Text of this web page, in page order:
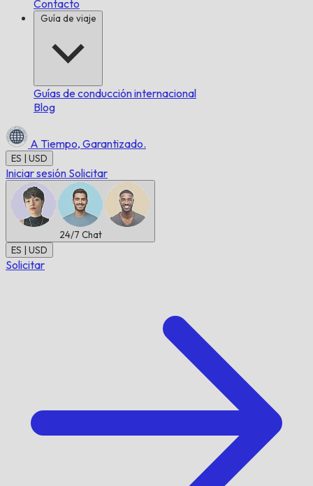
Contacto
Guía de viaje
Guías de conducción internacional
Blog
A Tiempo, Garantizado.
ES | USD
Iniciar sesión Solicitar
24/7 Chat
ES | USD
Solicitar